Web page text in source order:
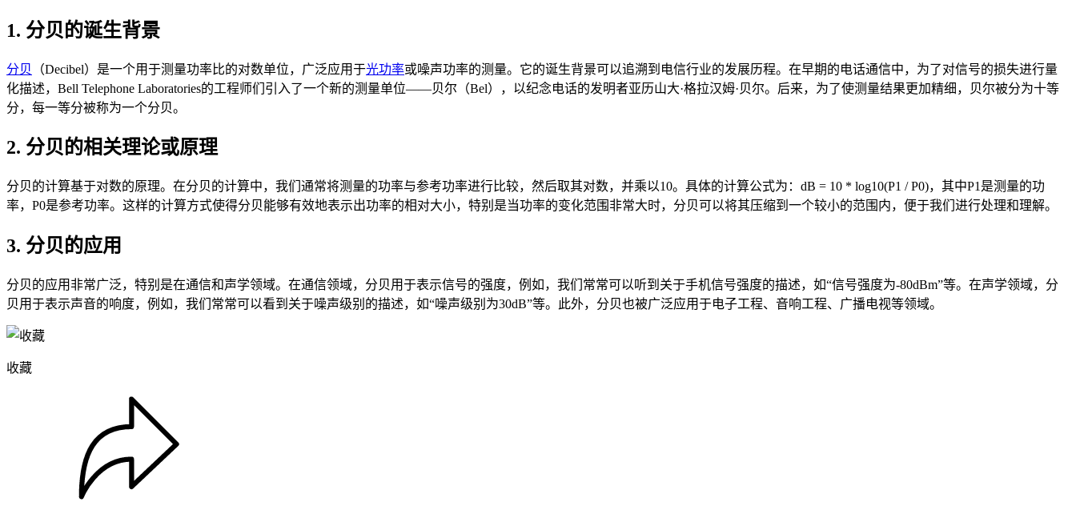
1. 分贝的诞生背景
分贝 （Decibel）是一个用于测量功率比的对数单位，广泛应用于光功率或噪声功率的测量。它的诞生背景可以追溯到电信行业的发展历程。在早期的电话通信中，为了对信号的损失进行量
化描述，Bell Telephone Laboratories的工程师们引入了一个新的测量单位——贝尔（Bel），以纪念电话的发明者亚历山大·格拉汉姆·贝尔。后来，为了使测量结果更加精细，贝尔被分为十等
分，每一等分被称为一个分贝。
2. 分贝的相关理论或原理
分贝的计算基于对数的原理。在分贝的计算中，我们通常将测量的功率与参考功率进行比较，然后取其对数，并乘以10。具体的计算公式为：dB = 10 * log10(P1 / P0)，其中P1是测量的功
率，P0是参考功率。这样的计算方式使得分贝能够有效地表示出功率的相对大小，特别是当功率的变化范围非常大时，分贝可以将其压缩到一个较小的范围内，便于我们进行处理和理解。
3. 分贝的应用
分贝的应用非常广泛，特别是在通信和声学领域。在通信领域，分贝用于表示信号的强度，例如，我们常常可以听到关于手机信号强度的描述，如“信号强度为-80dBm”等。在声学领域，分
贝用于表示声音的响度，例如，我们常常可以看到关于噪声级别的描述，如“噪声级别为30dB”等。此外，分贝也被广泛应用于电子工程、音响工程、广播电视等领域。
收藏